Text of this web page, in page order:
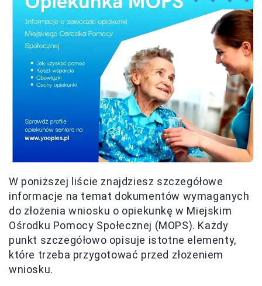
W poniższej liście znajdziesz szczegółowe
informacje na temat dokumentów wymaganych
do złożenia wniosku o opiekunkę w Miejskim
Ośrodku Pomocy Społecznej (MOPS). Każdy
punkt szczegółowo opisuje istotne elementy,
które trzeba przygotować przed złożeniem
wniosku.